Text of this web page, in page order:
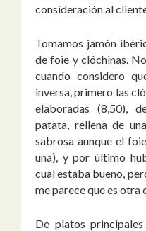
consideración al
Tomamos jamón
de foie y clóchinas.
cuando considero
inversa, primero las
elaboradas (8,50),
patata, rellena de
sabrosa aunque el
una), y por último
cual estaba bueno,
me parece que es otra
De platos